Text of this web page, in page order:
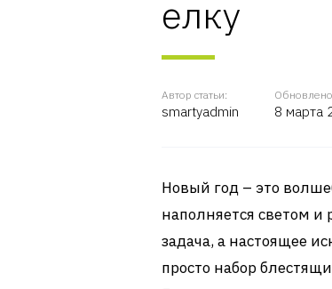
елку
Автор статьи:
smartyadmin 8 марта
Новый год – это
наполняется светом и
задача, а настоящее
просто набор